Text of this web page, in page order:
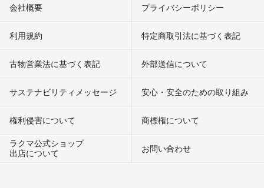
会社概要 プライバシーポリシー
利用規約 特定商取引法に基づく表記
古物営業法に基づく表記 外部送信について
サステナビリティメッセージ 安心・安全のための取り組み
権利侵害について
商標権について
ラクマ公式ショップ
出店について
お問い合わせ